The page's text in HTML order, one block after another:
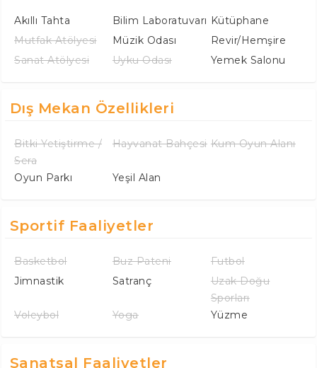
Akıllı Tahta Bilim Laboratuvarı Kütüphane
Mutfak Atölyesi
Müzik Odası
Revir/Hemşire
Sanat Atölyesi
Uyku Odası Yemek Salonu
Dış Mekan Özellikleri
Bitki Yetiştirme /
Sera
Hayvanat Bahçesi Kum Oyun Alanı
Oyun Parkı Yeşil Alan
Sportif Faaliyetler
Basketbol Buz Pateni
Futbol
Jimnastik
Satranç
Uzak Doğu
Sporları
Voleybol
Yoga Yüzme
Sanatsal Faaliyetler